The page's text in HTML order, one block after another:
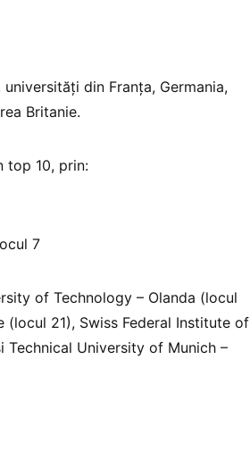
din Franța, Germania,
Britanie.
top 10, prin:
7
of Technology – Olanda (locul
(locul 21), Swiss Federal Institute of
Technical University of Munich –